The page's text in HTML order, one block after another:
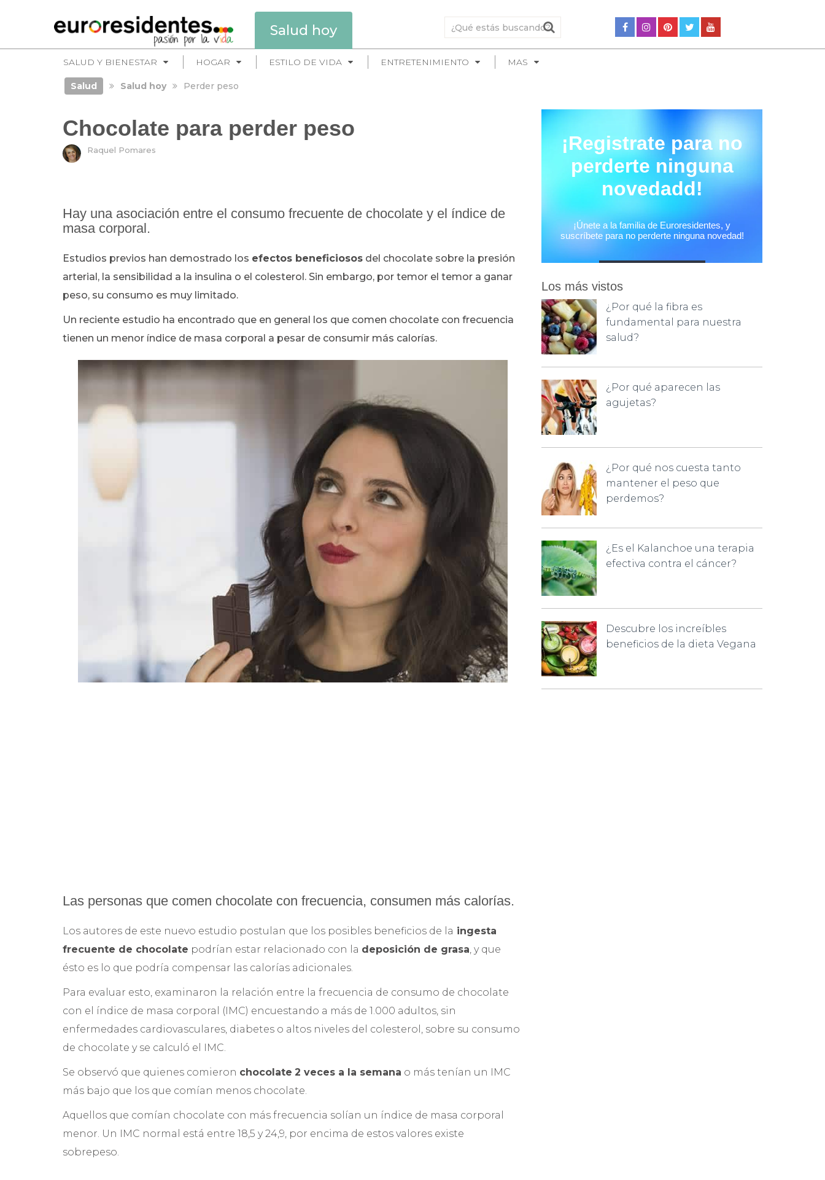
Salud hoy
SALUD Y BIENESTAR HOGAR ESTILO DE VIDA ENTRETENIMIENTO MAS
Salud Salud hoy Perder peso
Chocolate para perder peso
Raquel Pomares
Hay una asociación entre el consumo frecuente de chocolate y el índice de
masa corporal.
Estudios previos han demostrado los efectos beneficiosos del chocolate sobre la presión
arterial, la sensibilidad a la insulina o el colesterol. Sin embargo, por temor el temor a ganar
peso, su consumo es muy limitado.
Un reciente estudio ha encontrado que en general los que comen chocolate con frecuencia
tienen un menor índice de masa corporal a pesar de consumir más calorías.
Las personas que comen chocolate con frecuencia, consumen más calorías.
Los autores de este nuevo estudio postulan que los posibles beneficios de la ingesta
frecuente de chocolate podrían estar relacionado con la deposición de grasa, y que
ésto es lo que podría compensar las calorías adicionales.
Para evaluar esto, examinaron la relación entre la frecuencia de consumo de chocolate
con el índice de masa corporal (IMC) encuestando a más de 1.000 adultos, sin
enfermedades cardiovasculares, diabetes o altos niveles del colesterol, sobre su consumo
de chocolate y se calculó el IMC.
Se observó que quienes comieron chocolate 2 veces a la semana o más tenían un IMC
más bajo que los que comían menos chocolate.
Aquellos que comían chocolate con más frecuencia solían un índice de masa corporal
menor. Un IMC normal está entre 18,5 y 24,9, por encima de estos valores existe
sobrepeso.
Los más vistos
¿Por qué la fibra es
fundamental para nuestra
salud?
¿Por qué aparecen las
agujetas?
¿Por qué nos cuesta tanto
mantener el peso que
perdemos?
¿Es el Kalanchoe una terapia
efectiva contra el cáncer?
Descubre los increíbles
beneficios de la dieta Vegana